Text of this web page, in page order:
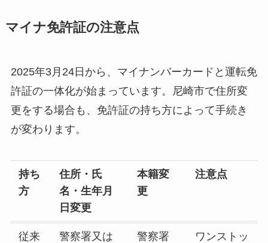
マイナ免許証の注意点
2025年3月24日から、マイナンバーカードと運転免
許証の一体化が始まっています。尼崎市で住所変
更をする場合も、免許証の持ち方によって手続き
が変わります。
持ち
方
住所・氏
名・生年月
日変更
本籍変
更
注意点
従来
警察署又は
警察署
ワンストッ